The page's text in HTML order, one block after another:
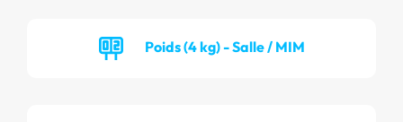
Poids (4 kg) - Salle / MIM